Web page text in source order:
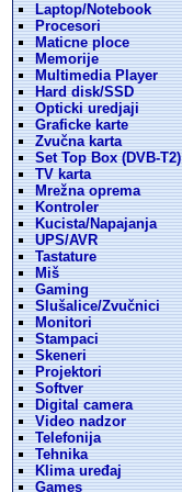
Laptop/Notebook
Procesori
Maticne ploce
Memorije
Multimedia Player
Hard disk/SSD
Opticki uredjaji
Graficke karte
Zvučna karta
Set Top Box (DVB-T2)
TV karta
Mrežna oprema
Kontroler
Kucista/Napajanja
UPS/AVR
Tastature
Miš
Gaming
Slušalice/Zvučnici
Monitori
Stampaci
Skeneri
Projektori
Softver
Digital camera
Video nadzor
Telefonija
Tehnika
Klima uređaj
Games